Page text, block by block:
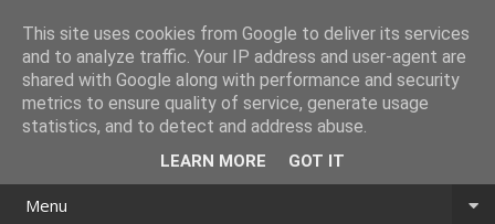
Menu
This site uses cookies from Google to deliver its services
and to analyze traffic. Your IP address and user-agent are
shared with Google along with performance and security
metrics to ensure quality of service, generate usage
statistics, and to detect and address abuse.
LEARN MORE GOT IT